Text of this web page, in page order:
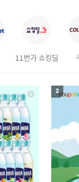
DDR4-3200 CL22
수향미쌀10kg특
창문형 에어
케이스
기 침대
키보드케이스
11번가 쇼킹딜
2